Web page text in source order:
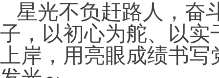
星光不负赶路人，奋
子，以初心为舵、以
上岸，用亮眼成绩书